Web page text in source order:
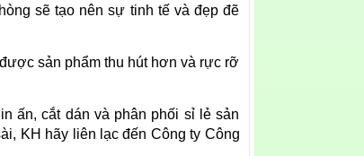
sẽ tạo nên sự tinh tế và đẹp đẽ
sản phẩm thu hút hơn và rực rỡ
ấn, cắt dán và phân phối sỉ lẻ sản
KH hãy liên lạc đến Công ty Công